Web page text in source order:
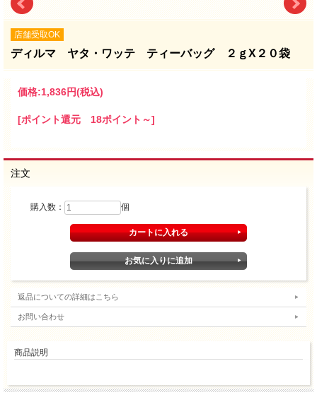
店舗受取OK
ディルマ ヤタ・ワッテ ティーバッグ ２ｇX２０袋
価格:1,836円(税込)
[ポイント還元 18ポイント～]
注文
購入数： 個
返品についての詳細はこちら
お問い合わせ
商品説明